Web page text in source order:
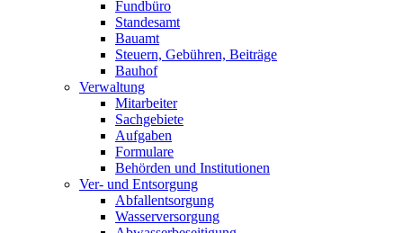
Fundbüro
Standesamt
Bauamt
Steuern, Gebühren, Beiträge
Bauhof
Verwaltung
Mitarbeiter
Sachgebiete
Aufgaben
Formulare
Behörden und Institutionen
Ver- und Entsorgung
Abfallentsorgung
Wasserversorgung